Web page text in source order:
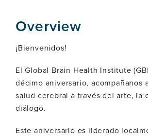
salud
cerebral
Overview
¡Bienvenidos!
El Global Brain Health Institute
décimo aniversario, acompañanos
salud cerebral a través del arte, la
diálogo.
Este aniversario es liderado